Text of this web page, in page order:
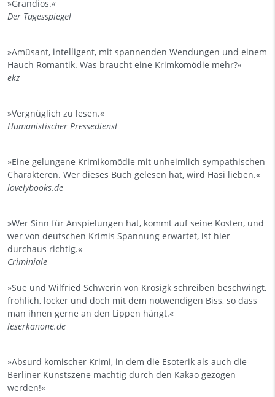
»Grandios.«
Der Tagesspiegel
»Amüsant, intelligent, mit spannenden Wendungen und einem
Hauch Romantik. Was braucht eine Krimkomödie mehr?«
ekz
»Vergnüglich zu lesen.«
Humanistischer Pressedienst
»Eine gelungene Krimikomödie mit unheimlich sympathischen
Charakteren. Wer dieses Buch gelesen hat, wird Hasi lieben.«
lovelybooks.de
»Wer Sinn für Anspielungen hat, kommt auf seine Kosten, und
wer von deutschen Krimis Spannung erwartet, ist hier
durchaus richtig.«
Criminiale
»Sue und Wilfried Schwerin von Krosigk schreiben beschwingt,
fröhlich, locker und doch mit dem notwendigen Biss, so dass
man ihnen gerne an den Lippen hängt.«
leserkanone.de
»Absurd komischer Krimi, in dem die Esoterik als auch die
Berliner Kunstszene mächtig durch den Kakao gezogen
werden!«